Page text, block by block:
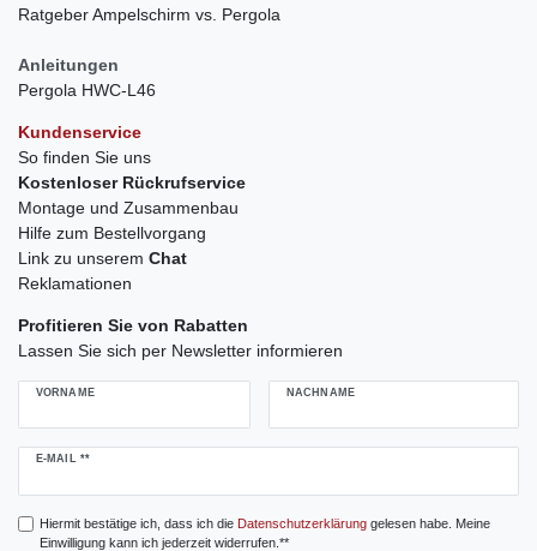
Ratgeber Ampelschirm vs. Pergola
Anleitungen
Pergola HWC-L46
Kundenservice
So finden Sie uns
Kostenloser Rückrufservice
Montage und Zusammenbau
Hilfe zum Bestellvorgang
Link zu unserem Chat
Reklamationen
Profitieren Sie von Rabatten
Lassen Sie sich per Newsletter informieren
VORNAME NACHNAME
E-MAIL **
Newsletter
Hiermit bestätige ich, dass ich die Daten­schutz­erklärunggelesen habe. Meine
Einwilligung kann ich jederzeit widerrufen.**